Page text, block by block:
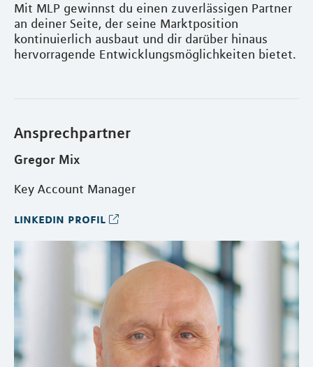
Mit MLP gewinnst du einen zuverlässigen Partner
an deiner Seite, der seine Marktposition
kontinuierlich ausbaut und dir darüber hinaus
hervorragende Entwicklungsmöglichkeiten bietet.
Ansprechpartner
Gregor Mix
Key Account Manager
linkedin profil